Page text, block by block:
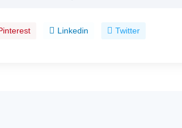
Linkedin Twitter